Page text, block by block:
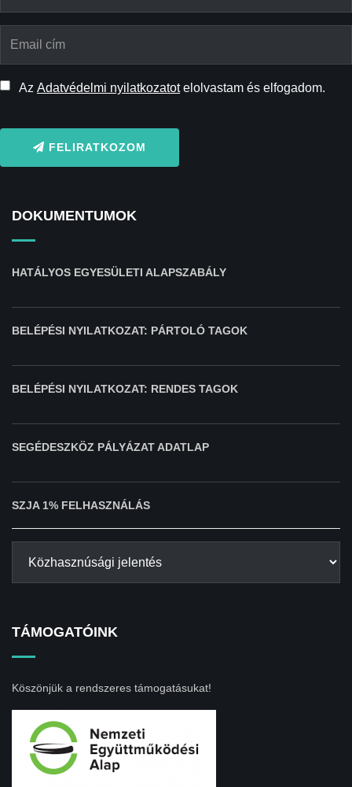
Az Adatvédelmi nyilatkozatotelolvastam és elfogadom.
FELIRATKOZOM
DOKUMENTUMOK
HATÁLYOS EGYESÜLETI ALAPSZABÁLY
BELÉPÉSI NYILATKOZAT: PÁRTOLÓ TAGOK
BELÉPÉSI NYILATKOZAT: RENDES TAGOK
SEGÉDESZKÖZ PÁLYÁZAT ADATLAP
SZJA 1% FELHASZNÁLÁS
TÁMOGATÓINK
Köszönjük a rendszeres támogatásukat!